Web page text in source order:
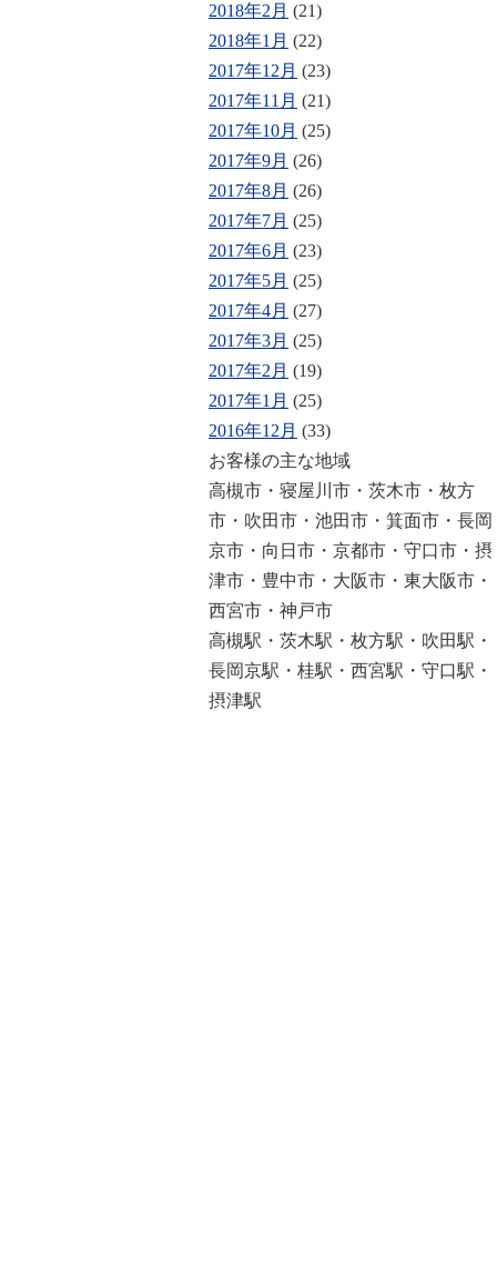
2018年2月 (21)
2018年1月 (22)
2017年12月 (23)
2017年11月 (21)
2017年10月 (25)
2017年9月 (26)
2017年8月 (26)
2017年7月 (25)
2017年6月 (23)
2017年5月 (25)
2017年4月 (27)
2017年3月 (25)
2017年2月 (19)
2017年1月 (25)
2016年12月 (33)
お客様の主な地域
高槻市・寝屋川市・茨木市・枚方
市・吹田市・池田市・箕面市・長岡
京市・向日市・京都市・守口市・摂
津市・豊中市・大阪市・東大阪市・
西宮市・神戸市
高槻駅・茨木駅・枚方駅・吹田駅・
長岡京駅・桂駅・西宮駅・守口駅・
摂津駅